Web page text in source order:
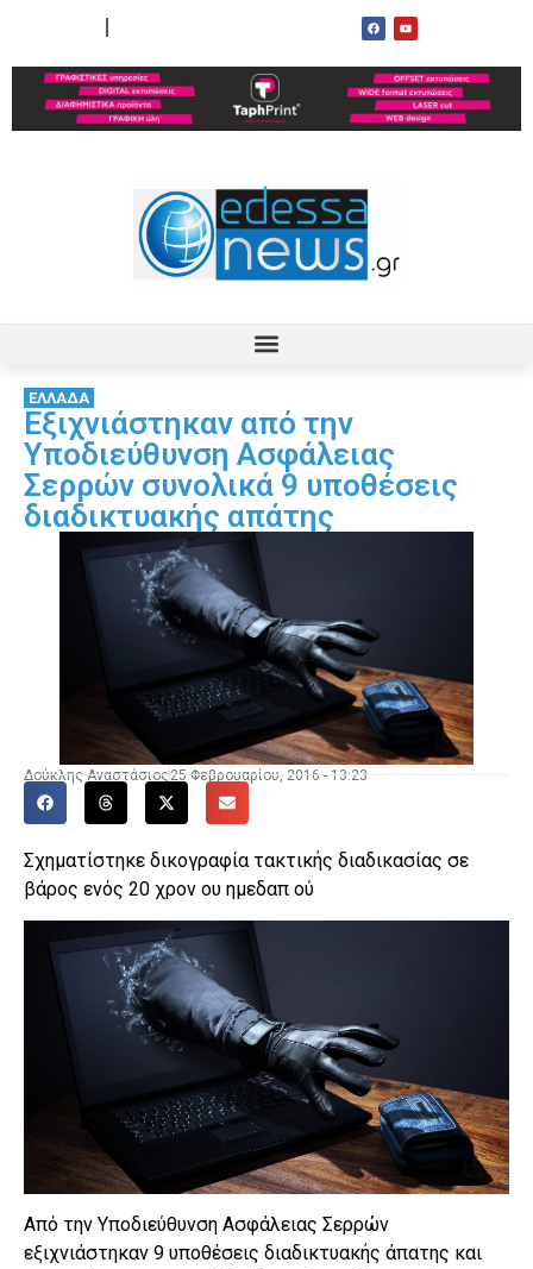
ΕΛΛΑΔΑ
Εξιχνιάστηκαν από την
Υποδιεύθυνση Ασφάλειας
Σερρών συνολικά 9 υποθέσεις
διαδικτυακής απάτης
Δούκλης Αναστάσιος 25 Φεβρουαρίου, 2016 - 13:23
Σχηματίστηκε δικογραφία τακτικής διαδικασίας σε
βάρος ενός 20 χρον ου ημεδαπ ού
Από την Υποδιεύθυνση Ασφάλειας Σερρών
εξιχνιάστηκαν 9 υποθέσεις διαδικτυακής άπατης και